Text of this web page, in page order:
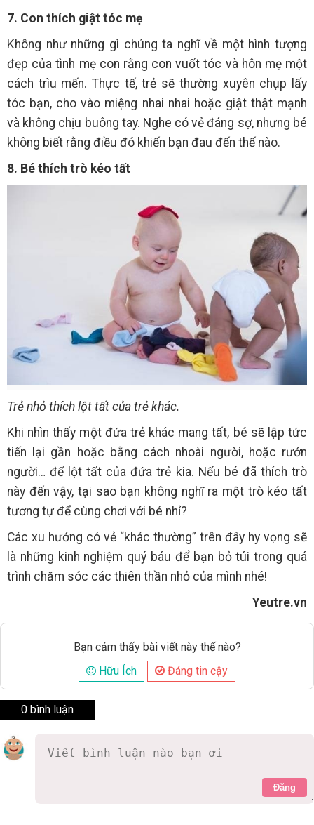
7. Con thích giật tóc mẹ
Không như những gì chúng ta nghĩ về một hình tượng
đẹp của tình mẹ con rằng con vuốt tóc và hôn mẹ một
cách trìu mến. Thực tế, trẻ sẽ thường xuyên chụp lấy
tóc bạn, cho vào miệng nhai nhai hoặc giật thật mạnh
và không chịu buông tay. Nghe có vẻ đáng sợ, nhưng bé
không biết rằng điều đó khiến bạn đau đến thế nào.
8. Bé thích trò kéo tất
Trẻ nhỏ thích lột tất của trẻ khác.
Khi nhìn thấy một đứa trẻ khác mang tất, bé sẽ lập tức
tiến lại gần hoặc bằng cách nhoài người, hoặc rướn
người… để lột tất của đứa trẻ kia. Nếu bé đã thích trò
này đến vậy, tại sao bạn không nghĩ ra một trò kéo tất
tương tự để cùng chơi với bé nhỉ?
Các xu hướng có vẻ “khác thường” trên đây hy vọng sẽ
là những kinh nghiệm quý báu để bạn bỏ túi trong quá
trình chăm sóc các thiên thần nhỏ của mình nhé!
Yeutre.vn
Bạn cảm thấy bài viết này thế nào?
Hữu Ích
Đáng tin cậy
0 bình luận
Đăng